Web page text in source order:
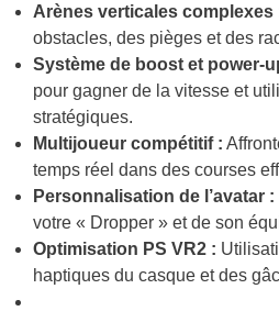
Arènes verticales complexes
obstacles, des pièges et des
Système de boost et power-
pour gagner de la vitesse et
stratégiques.
Multijoueur compétitif :
temps réel dans des courses
Personnalisation de l’avatar :
votre « Dropper » et de son
Optimisation PS VR2 :
haptiques du casque et des